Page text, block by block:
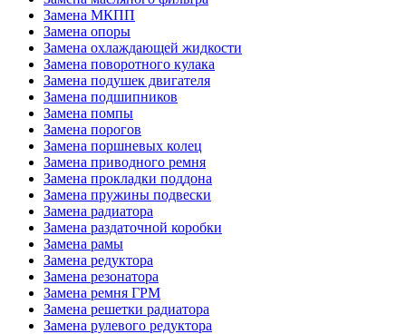
Замена МКПП
Замена опоры
Замена охлаждающей жидкости
Замена поворотного кулака
Замена подушек двигателя
Замена подшипников
Замена помпы
Замена порогов
Замена поршневых колец
Замена приводного ремня
Замена прокладки поддона
Замена пружины подвески
Замена радиатора
Замена раздаточной коробки
Замена рамы
Замена редуктора
Замена резонатора
Замена ремня ГРМ
Замена решетки радиатора
Замена рулевого редуктора